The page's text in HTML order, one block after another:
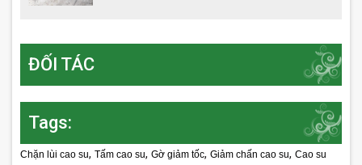
ĐỐI TÁC
Tags:
Chặn lùi cao su, Tấm cao su, Gờ giảm tốc, Giảm chấn cao su, Cao su